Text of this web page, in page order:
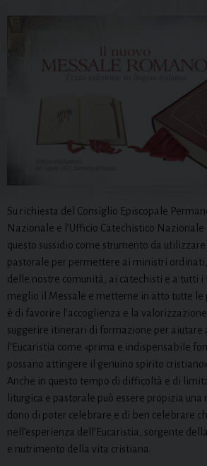
Su richiesta del Consiglio Episcopale
Nazionale e l’Ufficio Catechistico
questo sussidio come strumento da utilizzare
pastorale per permettere ai ministri
delle nostre comunità, ai catechisti e a tutti i
meglio il Messale e metterne in atto tutte le
è di favorire l’accoglienza e la
suggerire itinerari di formazione per aiutare
l’Eucaristia come «prima e indispensabile
possano attingere il genuino spirito cristiano»
Anche in questo tempo di difficoltà e di
liturgica e pastorale può essere propizia una
dono di poter celebrare e di ben celebrare
nell’esperienza dell’Eucaristia, sorgente
e nutrimento della vita cristiana.